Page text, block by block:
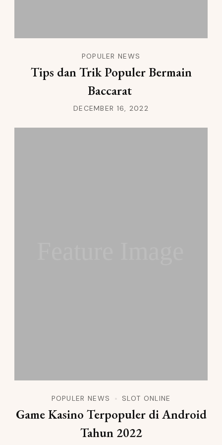
POPULER NEWS
Tips dan Trik Populer Bermain
Baccarat
DECEMBER 16, 2022
POPULER NEWS SLOT ONLINE
Game Kasino Terpopuler di Android
Tahun 2022